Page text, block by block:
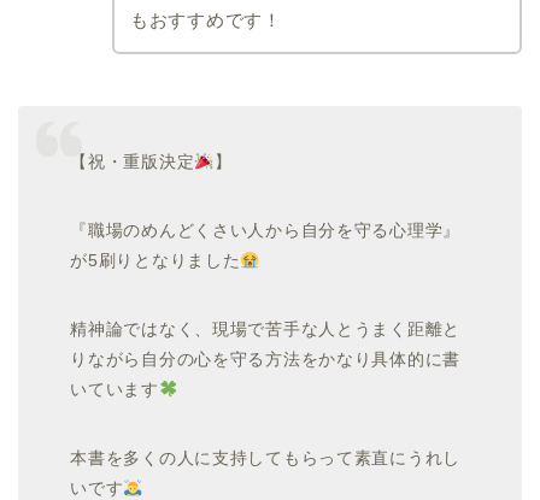
もおすすめです！
【祝・重版決定 】
『職場のめんどくさい人から自分を守る心理学』
が5刷りとなりました
精神論ではなく、現場で苦手な人とうまく距離と
りながら自分の心を守る方法をかなり具体的に書
いています
本書を多くの人に支持してもらって素直にうれし
いです